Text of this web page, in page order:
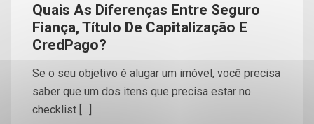
Quais As Diferenças Entre Seguro
Fiança, Título De Capitalização E
CredPago?
Se o seu objetivo é alugar um imóvel, você precisa
saber que um dos itens que precisa estar no
checklist […]